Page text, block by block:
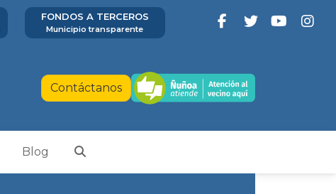
FONDOS A TERCEROS
Municipio transparente
Contáctanos
Blog